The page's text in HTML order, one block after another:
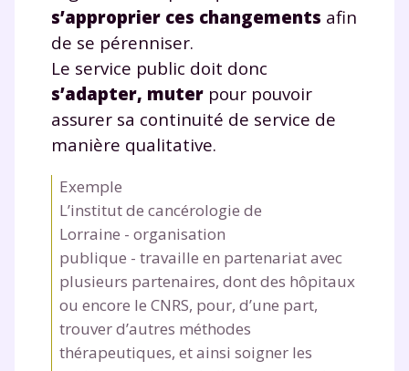
s’approprier ces changements afin
de se pérenniser.
Le service public doit donc
s’adapter, muter pour pouvoir
assurer sa continuité de service de
manière qualitative.
Exemple
L’institut de cancérologie de
Lorraine - organisation
publique - travaille en partenariat avec
plusieurs partenaires, dont des hôpitaux
ou encore le CNRS, pour, d’une part,
trouver d’autres méthodes
thérapeutiques, et ainsi soigner les